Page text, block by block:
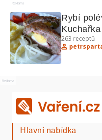
Reklama
Rybí
263 receptů
Reklama
Hlavní nabídka